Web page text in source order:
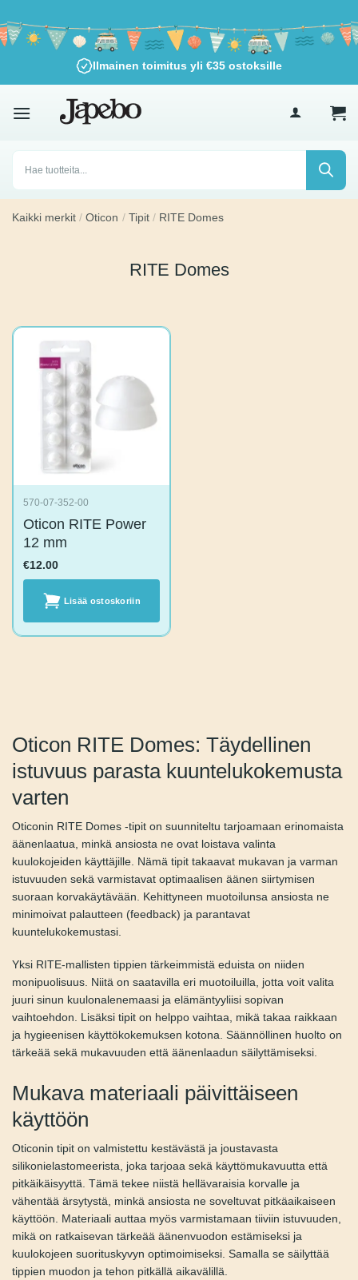
sisältöön
Ilmainen toimitus yli €35ostoksille
Products
search
Kaikki merkit / Oticon / Tipit / RITE Domes
RITE Domes
570-07-352-00
Oticon RITE Power
12 mm
€12.00
Oticon RITE Domes: Täydellinen
istuvuus parasta
kuuntelukokemusta varten
Oticonin RITE Domes -tipit on suunniteltu tarjoamaan
erinomaista äänenlaatua, minkä ansiosta ne ovat loistava
valinta kuulokojeiden käyttäjille. Nämä tipit takaavat
mukavan ja varman istuvuuden sekä varmistavat
optimaalisen äänen siirtymisen suoraan korvakäytävään.
Kehittyneen muotoilunsa ansiosta ne minimoivat
palautteen (feedback) ja parantavat kuuntelukokemustasi.
Yksi RITE-mallisten tippien tärkeimmistä eduista on niiden
monipuolisuus. Niitä on saatavilla eri muotoiluilla, jotta voit
valita juuri sinun kuulonalenemaasi ja elämäntyyliisi sopivan
vaihtoehdon. Lisäksi tipit on helppo vaihtaa, mikä takaa
raikkaan ja hygieenisen käyttökokemuksen kotona.
Säännöllinen huolto on tärkeää sekä mukavuuden että
Mukava materiaali
päivittäiseen käyttöön
Oticonin tipit on valmistettu kestävästä ja joustavasta
silikonielastomeerista, joka tarjoaa sekä käyttömukavuutta
että pitkäikäisyyttä. Tämä tekee niistä hellävaraisia korvalle
ja vähentää ärsytystä, minkä ansiosta ne soveltuvat
pitkäaikaiseen käyttöön. Materiaali auttaa myös
varmistamaan tiiviin istuvuuden, mikä on ratkaisevan
tärkeää äänenvuodon estämiseksi ja kuulokojeen